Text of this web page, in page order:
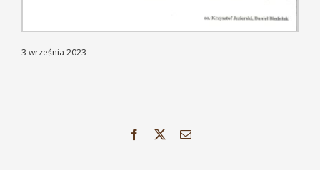
3 września 2023
Facebook Email